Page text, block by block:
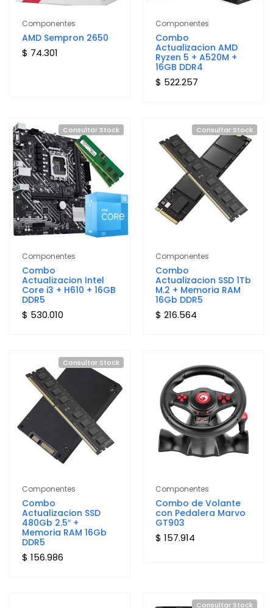
Componentes
AMD Sempron 2650
$ 74.301
Componentes
Combo
Actualizacion AMD
Ryzen 5 + A520M +
16GB DDR4
$ 522.257
Consultar Stock
Componentes
Combo
Actualizacion Intel
Core i3 + H610 + 16GB
DDR5
$ 530.010
Consultar Stock
Componentes
Combo
Actualizacion SSD 1Tb
M.2 + Memoria RAM
16Gb DDR5
$ 216.564
Consultar Stock
Componentes
Combo
Actualizacion SSD
480Gb 2.5″ +
Memoria RAM 16Gb
DDR5
$ 156.986
Componentes
Combo de Volante
con Pedalera Marvo
GT903
$ 157.914
Consultar Stock